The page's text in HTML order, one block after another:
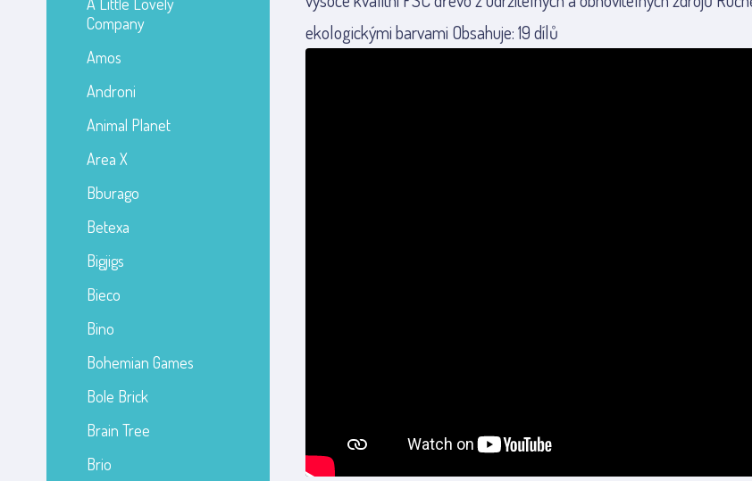
Company
Amos
Androni
Animal Planet
Area X
Bburago
Betexa
Bigjigs
Bieco
Bino
Bohemian Games
Bole Brick
Brain Tree
Brio
ekologickými barvami Obsahuje: 19 dílů